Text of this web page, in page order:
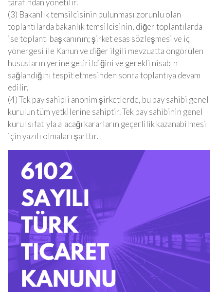
tarafından yönetilir.
(3) Bakanlık temsilcisinin bulunması zorunlu olan
toplantılarda bakanlık temsilcisinin, diğer toplantılarda
ise toplantı başkanının; şirket esas sözleşmesi ve iç
yönergesi ile Kanun ve diğer ilgili mevzuatta öngörülen
hususların yerine getirildiğini ve gerekli nisabın
sağlandığını tespit etmesinden sonra toplantıya devam
edilir.
(4) Tek pay sahipli anonim şirketlerde, bu pay sahibi genel
kurulun tüm yetkilerine sahiptir. Tek pay sahibinin genel
kurul sıfatıyla alacağı kararların geçerlilik kazanabilmesi
için yazılı olmaları şarttır.